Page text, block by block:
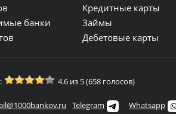
банки
Кредитные карты
Займы
Дебетовые карты
4.6 из 5 (658 голосов)
Telegram Whatsapp